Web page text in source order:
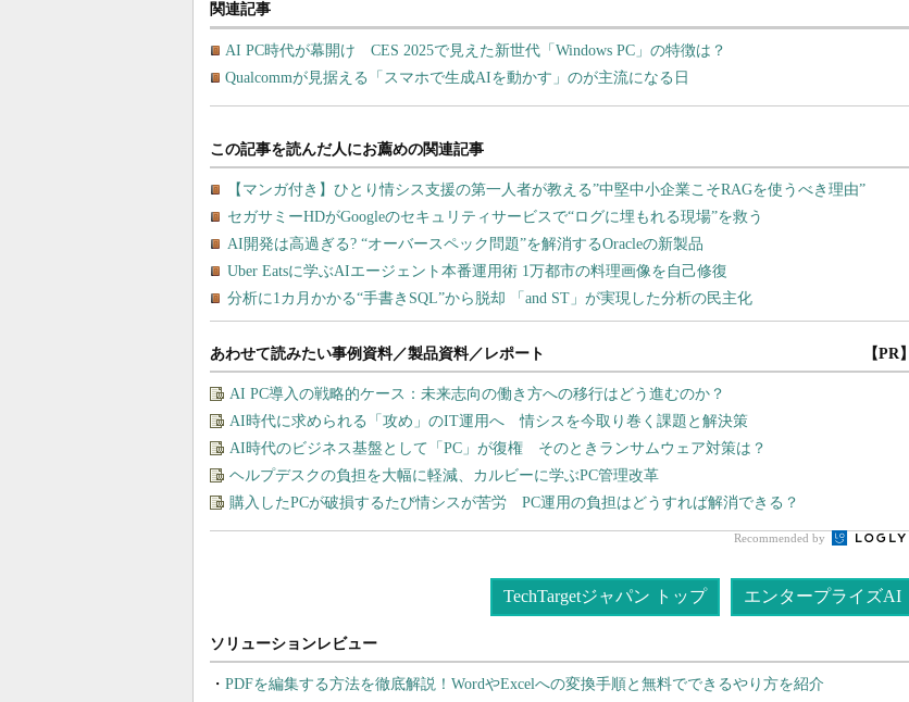
関連記事
AI PC時代が幕開け CES 2025で見えた新世代「Windows PC」の特徴は？
Qualcommが見据える「スマホで生成AIを動かす」のが主流になる日
あわせて読みたい事例資料／製品資料／レポート 【PR】
AI PC導入の戦略的ケース：未来志向の働き方への移行はどう進むのか？
AI時代に求められる「攻め」のIT運用へ 情シスを今取り巻く課題と解決策
AI時代のビジネス基盤として「PC」が復権 そのときランサムウェア対策は？
ヘルプデスクの負担を大幅に軽減、カルビーに学ぶPC管理改革
購入したPCが破損するたび情シスが苦労 PC運用の負担はどうすれば解消できる？
Recommended by
TechTargetジャパン トップ エンタープライズAI
PDFを編集する方法を徹底解説！WordやExcelへの変換手順と無料でできるやり方を紹介